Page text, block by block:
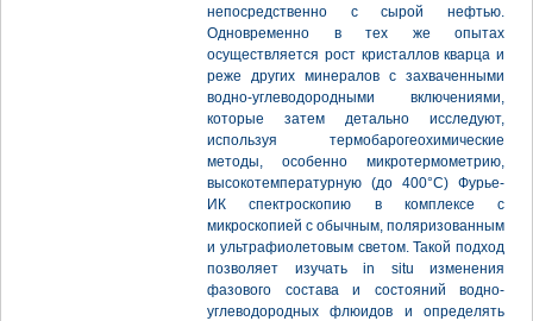
непосредственно с сырой нефтью.
Одновременно в тех же опытах
осуществляется рост кристаллов кварца и
реже других минералов с захваченными
водно-углеводородными включениями,
которые затем детально исследуют,
используя термобарогеохимические
методы, особенно микротермометрию,
высокотемпературную (до 400°С) Фурье-
ИК спектроскопию в комплексе с
микроскопией с обычным, поляризованным
и ультрафиолетовым светом. Такой подход
позволяет изучать in situ изменения
фазового состава и состояний водно-
углеводородных флюидов и определять